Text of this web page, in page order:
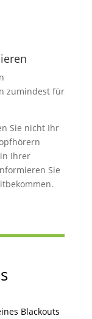
zumindest für
Sie nicht Ihr
Ihrer
Sie
Blackouts